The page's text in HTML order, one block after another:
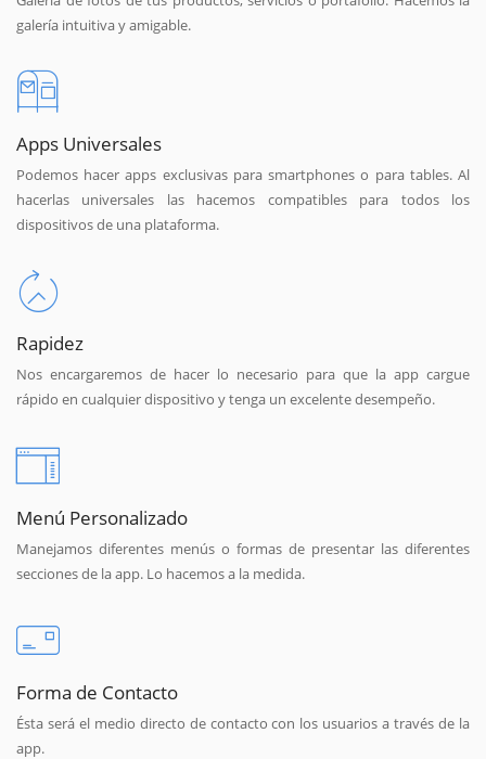
galería intuitiva y amigable.
Apps Universales
Podemos hacer apps exclusivas para smartphones o para tables. Al
hacerlas universales las hacemos compatibles para todos los
dispositivos de una plataforma.
Rapidez
Nos encargaremos de hacer lo necesario para que la app cargue
rápido en cualquier dispositivo y tenga un excelente desempeño.
Menú Personalizado
Manejamos diferentes menús o formas de presentar las diferentes
secciones de la app. Lo hacemos a la medida.
Forma de Contacto
Ésta será el medio directo de contacto con los usuarios a través de la
app.